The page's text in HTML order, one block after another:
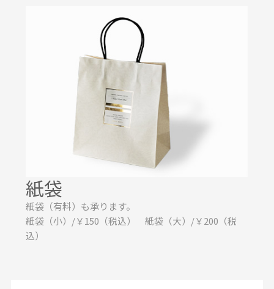
紙袋
紙袋（有料）も承ります。
紙袋（小）/￥150（税込） 紙袋（大）/￥200（税
込）